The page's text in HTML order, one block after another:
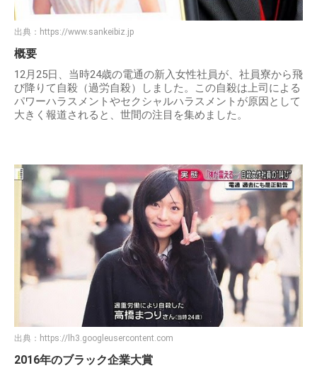
出典： https://www.sankeibiz.jp
概要
12月25日、当時24歳の電通の新入女性社員が、社員寮から飛
び降りて自殺（過労自殺）しました。この自殺は上司による
パワーハラスメントやセクシャルハラスメントが原因として
大きく報道されると、世間の注目を集めました。
出典： https://lh3.googleusercontent.com
2016年のブラック企業大賞